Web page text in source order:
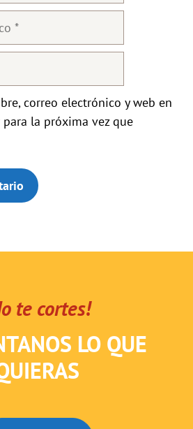
correo electrónico y web en
la próxima vez que
te cortes!
LO QUE